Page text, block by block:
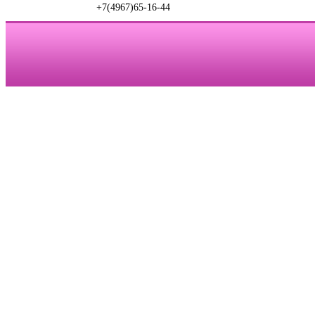
+7(4967)65-16-44